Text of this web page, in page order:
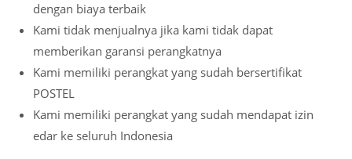
dengan biaya terbaik
Kami tidak menjualnya jika kami tidak dapat
memberikan garansi perangkatnya
Kami memiliki perangkat yang sudah bersertifikat
POSTEL
Kami memiliki perangkat yang sudah mendapat izin
edar ke seluruh Indonesia